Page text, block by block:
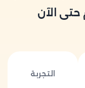
التجربة